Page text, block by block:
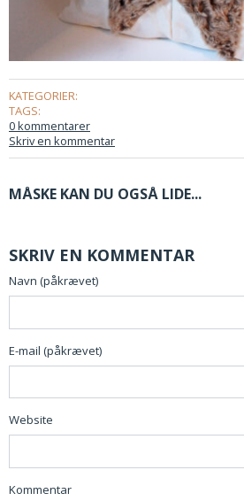
KATEGORIER:
TAGS:
0 kommentarer
Skriv en kommentar
MÅSKE KAN DU OGSÅ LIDE...
SKRIV EN KOMMENTAR
Navn (påkrævet)
E-mail (påkrævet)
Website
Kommentar